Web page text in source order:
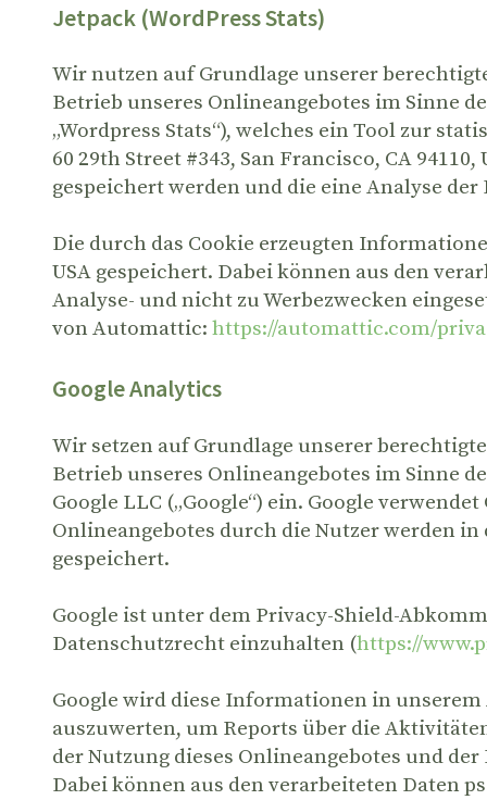
Jetpack (WordPress Stats)
Wir nutzen auf Grundlage unserer
Betrieb unseres Onlineangebotes im Sinne
„Wordpress Stats“), welches ein Tool zur
60 29th Street #343, San Francisco, CA
gespeichert werden und die eine Analyse
Die durch das Cookie erzeugten
USA gespeichert. Dabei können aus den
Analyse- und nicht zu Werbezwecken
von Automattic: https://automattic.com/
Google Analytics
Wir setzen auf Grundlage unserer
Betrieb unseres Onlineangebotes im Sinne
Google LLC („Google“) ein. Google
Onlineangebotes durch die Nutzer werden in
gespeichert.
Google ist unter dem Privacy-Shield-
Datenschutzrecht einzuhalten (https://
Google wird diese Informationen in
auszuwerten, um Reports über die
der Nutzung dieses Onlineangebotes und
Dabei können aus den verarbeiteten Daten